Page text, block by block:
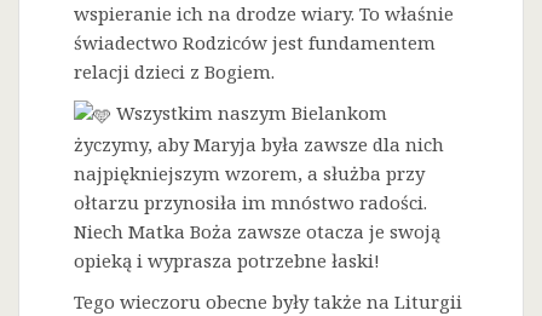
wspieranie ich na drodze wiary. To właśnie
świadectwo Rodziców jest fundamentem
relacji dzieci z Bogiem.
Wszystkim naszym Bielankom
życzymy, aby Maryja była zawsze dla nich
najpiękniejszym wzorem, a służba przy
ołtarzu przynosiła im mnóstwo radości.
Niech Matka Boża zawsze otacza je swoją
opieką i wyprasza potrzebne łaski!
Tego wieczoru obecne były także na Liturgii